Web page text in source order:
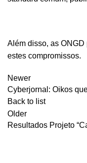
Além disso, as
estes compromissos.
Newer
Cyberjornal: Oikos
Back to list
Older
Resultados Projeto